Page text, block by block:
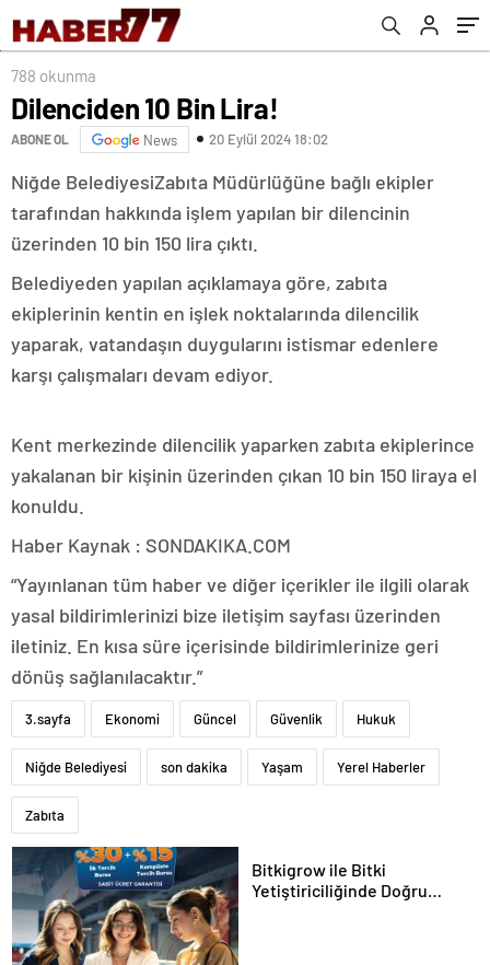
788 okunma
Dilenciden 10 Bin Lira!
ABONE OL News 20 Eylül 2024 18:02
Niğde BelediyesiZabıta Müdürlüğüne bağlı ekipler
tarafından hakkında işlem yapılan bir dilencinin
üzerinden 10 bin 150 lira çıktı.
Belediyeden yapılan açıklamaya göre, zabıta
ekiplerinin kentin en işlek noktalarında dilencilik
yaparak, vatandaşın duygularını istismar edenlere
karşı çalışmaları devam ediyor.
Kent merkezinde dilencilik yaparken zabıta ekiplerince
yakalanan bir kişinin üzerinden çıkan 10 bin 150 liraya el
konuldu.
Haber Kaynak : SONDAKIKA.COM
“Yayınlanan tüm haber ve diğer içerikler ile ilgili olarak
yasal bildirimlerinizi bize iletişim sayfası üzerinden
iletiniz. En kısa süre içerisinde bildirimlerinize geri
dönüş sağlanılacaktır.”
3.sayfa Ekonomi Güncel Güvenlik Hukuk
Niğde Belediyesi son dakika Yaşam Yerel Haberler
Zabıta
Bitkigrow ile Bitki
Yetiştiriciliğinde Doğru